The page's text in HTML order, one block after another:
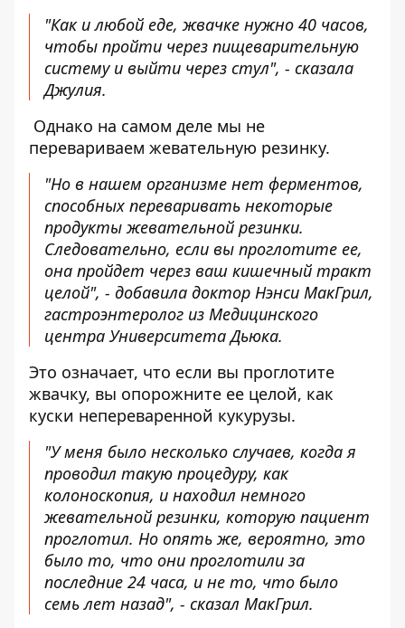
"Как и любой еде, жвачке нужно 40 часов,
чтобы пройти через пищеварительную
систему и выйти через стул", - сказала
Джулия.
Однако на самом деле мы не
перевариваем жевательную резинку.
"Но в нашем организме нет ферментов,
способных переваривать некоторые
продукты жевательной резинки.
Следовательно, если вы проглотите ее,
она пройдет через ваш кишечный тракт
целой", - добавила доктор Нэнси МакГрил,
гастроэнтеролог из Медицинского
центра Университета Дьюка.
Это означает, что если вы проглотите
жвачку, вы опорожните ее целой, как
куски непереваренной кукурузы.
"У меня было несколько случаев, когда я
проводил такую ​​процедуру, как
колоноскопия, и находил немного
жевательной резинки, которую пациент
проглотил. Но опять же, вероятно, это
было то, что они проглотили за
последние 24 часа, и не то, что было
семь лет назад", - сказал МакГрил.